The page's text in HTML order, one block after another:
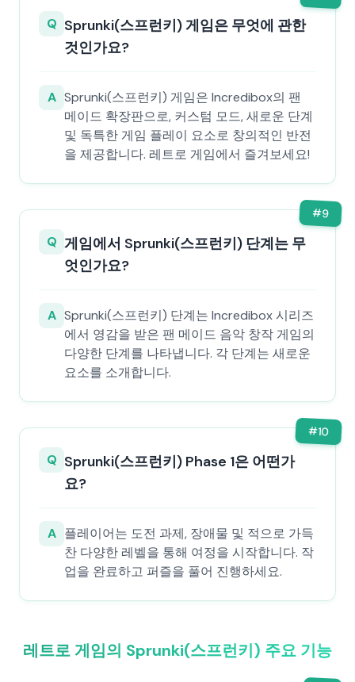
Q Sprunki(스프런키) 게임은 무엇에 관한
것인가요?
A Sprunki(스프런키) 게임은 Incredibox의 팬
메이드 확장판으로, 커스텀 모드, 새로운 단계
및 독특한 게임 플레이 요소로 창의적인 반전
을 제공합니다. 레트로 게임에서 즐겨보세요!
#9
Q 게임에서 Sprunki(스프런키) 단계는 무
엇인가요?
A Sprunki(스프런키) 단계는 Incredibox 시리즈
에서 영감을 받은 팬 메이드 음악 창작 게임의
다양한 단계를 나타냅니다. 각 단계는 새로운
요소를 소개합니다.
#10
Q Sprunki(스프런키) Phase 1은 어떤가
요?
A 플레이어는 도전 과제, 장애물 및 적으로 가득
찬 다양한 레벨을 통해 여정을 시작합니다. 작
업을 완료하고 퍼즐을 풀어 진행하세요.
레트로 게임의 Sprunki(스프런키) 주요 기능